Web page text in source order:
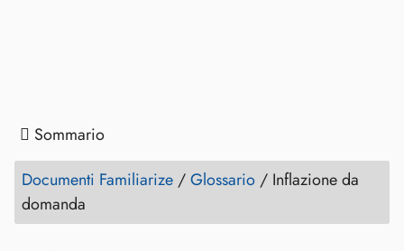
Sommario
Documenti Familiarize /Glossario / Inflazione da
domanda